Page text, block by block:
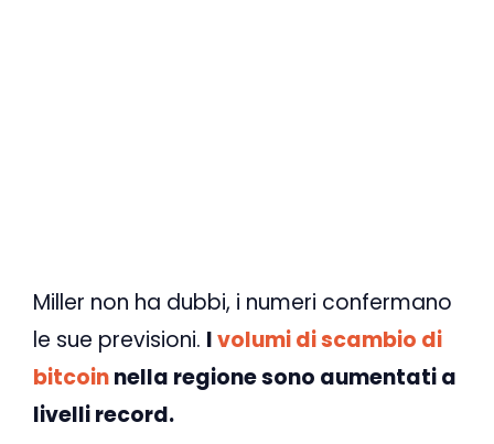
Miller non ha dubbi, i numeri confermano
le sue previsioni. Ivolumi di scambio di
bitcoinnella regione sono aumentati a
livelli record.